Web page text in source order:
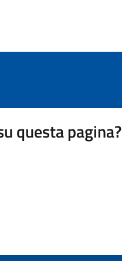
questa pagina?